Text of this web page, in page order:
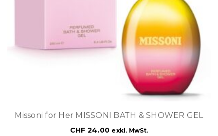
Missoni for Her MISSONI BATH & SHOWER GEL
CHF 24.00 exkl. MwSt.